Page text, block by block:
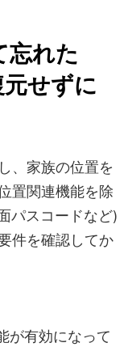
忘れた
せずに
、家族の位置を
置関連機能を除
パスコードなど)
件を確認してか
が有効になって